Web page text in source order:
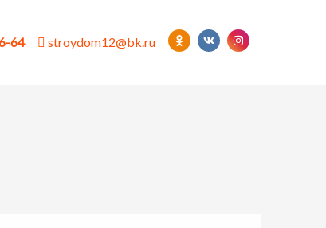
64 stroydom12@bk.ru